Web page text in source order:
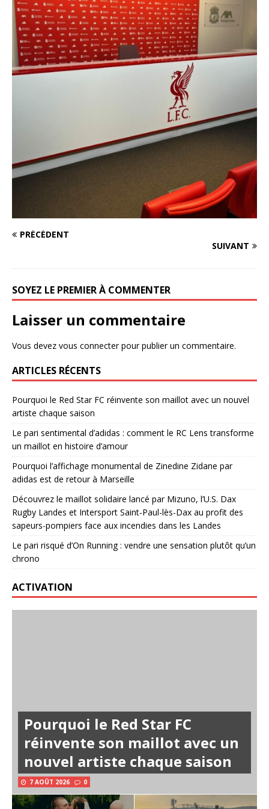
PRÉCÉDENT
SUIVANT
SOYEZ LE PREMIER À COMMENTER
Laisser un commentaire
Vous devez vous connecterpour publier un commentaire.
ARTICLES RÉCENTS
Pourquoi le Red Star FC réinvente son maillot avec un nouvel
artiste chaque saison
Le pari sentimental d’adidas : comment le RC Lens transforme
un maillot en histoire d’amour
Pourquoi l’affichage monumental de Zinedine Zidane par
adidas est de retour à Marseille
Découvrez le maillot solidaire lancé par Mizuno, l’U.S. Dax
Rugby Landes et Intersport Saint-Paul-lès-Dax au profit des
sapeurs-pompiers face aux incendies dans les Landes
Le pari risqué d’On Running : vendre une sensation plutôt qu’un
chrono
ACTIVATION
Pourquoi le Red Star FC
réinvente son maillot avec un
nouvel artiste chaque saison
7 AOÛT 2026 0